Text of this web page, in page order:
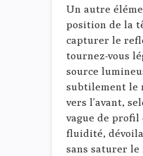
Un autre
position de la
capturer le
tournez-vous
source
subtilement le
vers l’avant,
vague de profil
fluidité,
sans saturer